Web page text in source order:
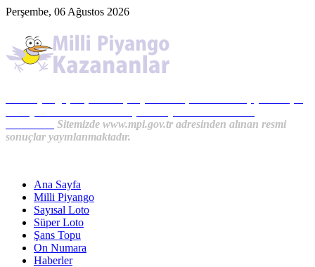
Perşembe, 06 Ağustos 2026
Sitemizde www.mpi.gov.tr adresinden alınan resmi
sonuçlar yayınlanmaktadır.
Ana Sayfa
Milli Piyango
Sayısal Loto
Süper Loto
Şans Topu
On Numara
Haberler